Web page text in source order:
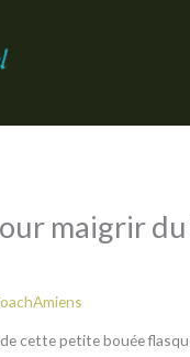
maigrir du
de cette petite bouée